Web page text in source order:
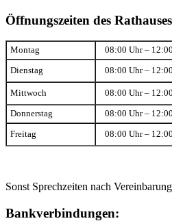
Öffnungszeiten des Rathauses
Montag 08:00 Uhr –
Dienstag 08:00 Uhr –
Mittwoch 08:00 Uhr –
Donnerstag 08:00 Uhr –
Freitag 08:00 Uhr –
Sonst Sprechzeiten nach Vereinbarung
Bankverbindungen: